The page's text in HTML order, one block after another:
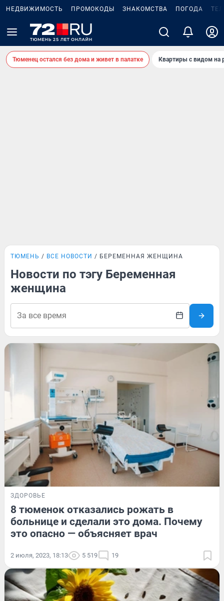
НЕДВИЖИМОСТЬ ПРОМОКОДЫ ЗНАКОМСТВА ПОГОДА
Тюменец остался без дома и живет в палатке Квартиры с видом на
ТЮМЕНЬ ВСЕ НОВОСТИ БЕРЕМЕННАЯ ЖЕНЩИНА
Новости по тэгу Беременная
женщина
ЗДОРОВЬЕ
8 тюменок отказались рожать в
больнице и сделали это дома. Почему
это опасно — объясняет врач
2 июля, 2023, 18:13 5 519 19